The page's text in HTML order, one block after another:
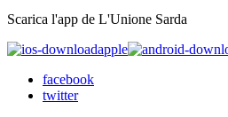
Scarica l'app de L'Unione Sarda
apple
facebook
twitter